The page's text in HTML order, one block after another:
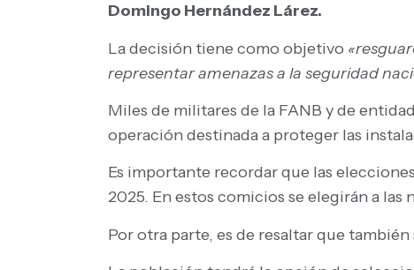
Domingo Hernández Lárez.
La decisión tiene como objetivo
representar amenazas a la seguridad
Miles de militares de la FANB y de
operación destinada a proteger las
Es importante recordar que las
2025. En estos comicios se elegirán a las
Por otra parte, es de resaltar que